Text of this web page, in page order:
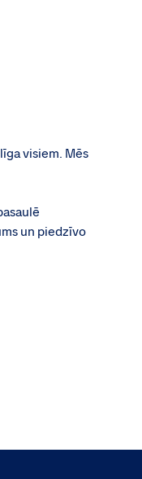
visiem. Mēs
un piedzīvo